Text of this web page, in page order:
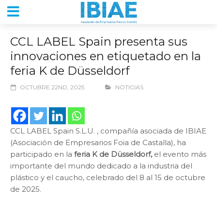
CCL LABEL Spain presenta sus
innovaciones en etiquetado en la
feria K de Düsseldorf
OCTUBRE 22ND, 2025 NOTICIAS
CCL LABEL Spain S.L.U. , compañía asociada de IBIAE
(Asociación de Empresarios Foia de Castalla), ha
participado en la feria K de Düsseldorf, el evento más
importante del mundo dedicado a la industria del
plástico y el caucho, celebrado del 8 al 15 de octubre
de 2025.